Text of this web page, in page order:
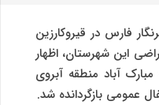
فارس در قیروکارزین
۲۲ هکتار از اراضی این شهرستان، اظهار
داشت: این اراضی که در پلاک۶۴ مبارک آباد منطقه آبروی
عمومی بازگردانده شد.